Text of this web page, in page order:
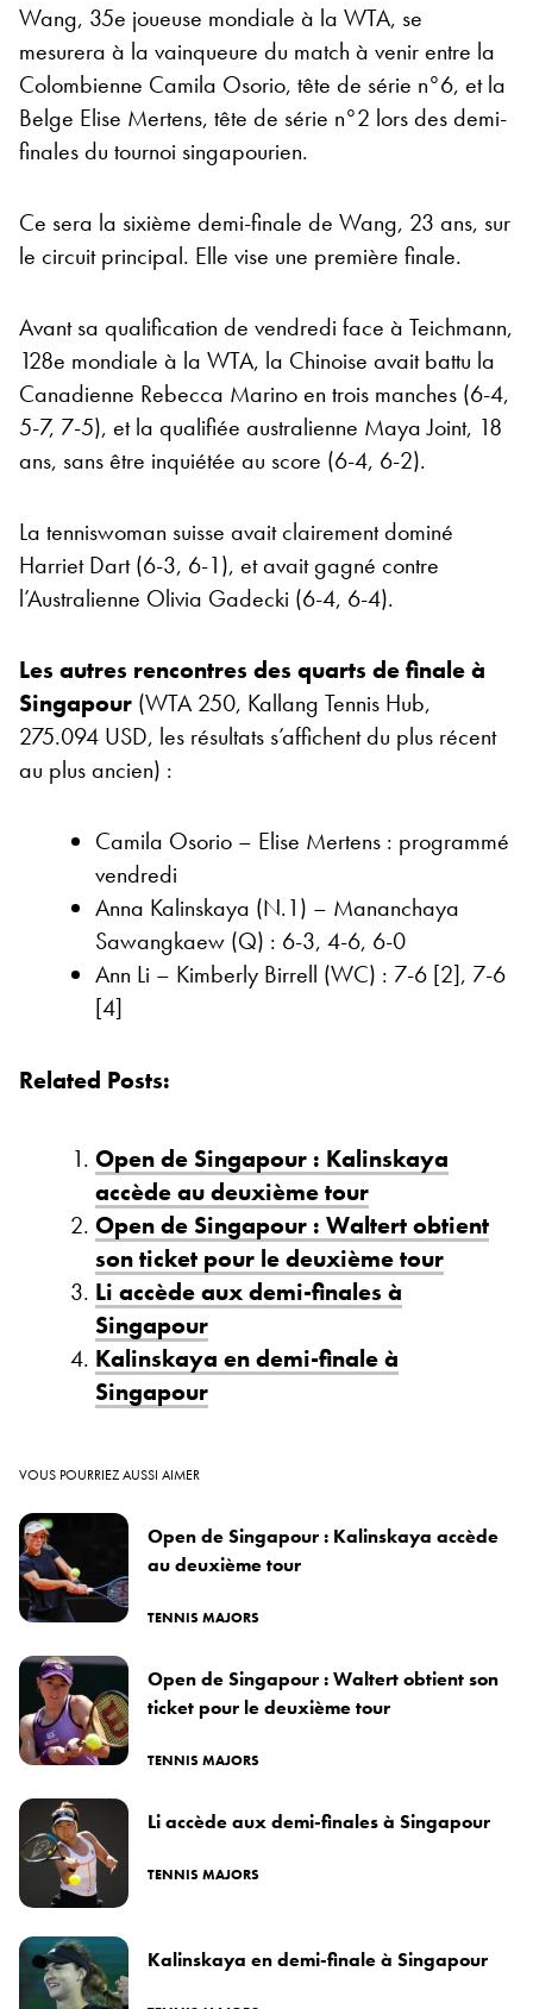
Wang, 35e joueuse mondiale à la WTA, se
mesurera à la vainqueure du match à venir entre la
Colombienne Camila Osorio, tête de série n°6, et la
Belge Elise Mertens, tête de série n°2 lors des demi-
finales du tournoi singapourien.
Ce sera la sixième demi-finale de Wang, 23 ans, sur
le circuit principal. Elle vise une première finale.
Avant sa qualification de vendredi face à Teichmann,
128e mondiale à la WTA, la Chinoise avait battu la
Canadienne Rebecca Marino en trois manches (6-4,
5-7, 7-5), et la qualifiée australienne Maya Joint, 18
ans, sans être inquiétée au score (6-4, 6-2).
La tenniswoman suisse avait clairement dominé
Harriet Dart (6-3, 6-1), et avait gagné contre
l’Australienne Olivia Gadecki (6-4, 6-4).
Les autres rencontres des quarts de finale à
Singapour (WTA 250, Kallang Tennis Hub,
275.094 USD, les résultats s’affichent du plus récent
au plus ancien) :
Camila Osorio – Elise Mertens : programmé
vendredi
Anna Kalinskaya (N.1) – Mananchaya
Sawangkaew (Q) : 6-3, 4-6, 6-0
Ann Li – Kimberly Birrell (WC) : 7-6 [2], 7-6
[4]
Related Posts:
Open de Singapour : Kalinskaya
accède au deuxième tour
Open de Singapour : Waltert obtient
son ticket pour le deuxième tour
Li accède aux demi-finales à
Singapour
Kalinskaya en demi-finale à
Singapour
VOUS POURRIEZ AUSSI AIMER
Open de Singapour : Kalinskaya accède
au deuxième tour
TENNIS MAJORS
Open de Singapour : Waltert obtient son
ticket pour le deuxième tour
TENNIS MAJORS
Li accède aux demi-finales à Singapour
TENNIS MAJORS
Kalinskaya en demi-finale à Singapour